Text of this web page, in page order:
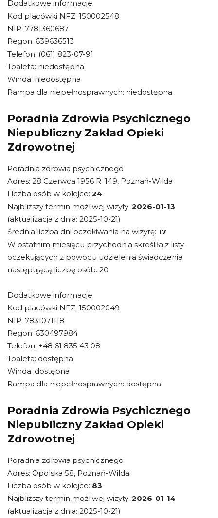
Dodatkowe informacje:
Kod placówki NFZ: 150002548
NIP: 7781360687
Regon: 639636513
Telefon: (061) 823-07-91
Toaleta: niedostępna
Winda: niedostępna
Rampa dla niepełnosprawnych: niedostępna
Poradnia Zdrowia Psychicznego
Niepubliczny Zakład Opieki
Zdrowotnej
Poradnia zdrowia psychicznego
Adres: 28 Czerwca 1956 R. 149, Poznań-Wilda
Liczba osób w kolejce: 24
Najbliższy termin możliwej wizyty: 2026-01-13
(aktualizacja z dnia: 2025-10-21)
Średnia liczba dni oczekiwania na wizytę: 17
W ostatnim miesiącu przychodnia skreśliła z listy
oczekujących z powodu udzielenia świadczenia
następującą liczbę osób: 20
Dodatkowe informacje:
Kod placówki NFZ: 150002049
NIP: 7831071118
Regon: 630497984
Telefon: +48 61 835 43 08
Toaleta: dostępna
Winda: dostępna
Rampa dla niepełnosprawnych: dostępna
Poradnia Zdrowia Psychicznego
Niepubliczny Zakład Opieki
Zdrowotnej
Poradnia zdrowia psychicznego
Adres: Opolska 58, Poznań-Wilda
Liczba osób w kolejce: 83
Najbliższy termin możliwej wizyty: 2026-01-14
(aktualizacja z dnia: 2025-10-21)